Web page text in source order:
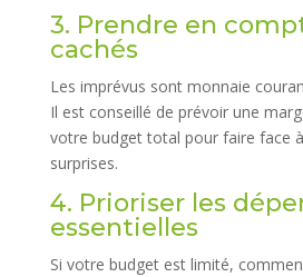
3. Prendre en
cachés
Les imprévus sont monnaie
Il est conseillé de prévoir une
votre budget total pour faire face à
surprises.
4. Prioriser les
essentielles
Si votre budget est limité,